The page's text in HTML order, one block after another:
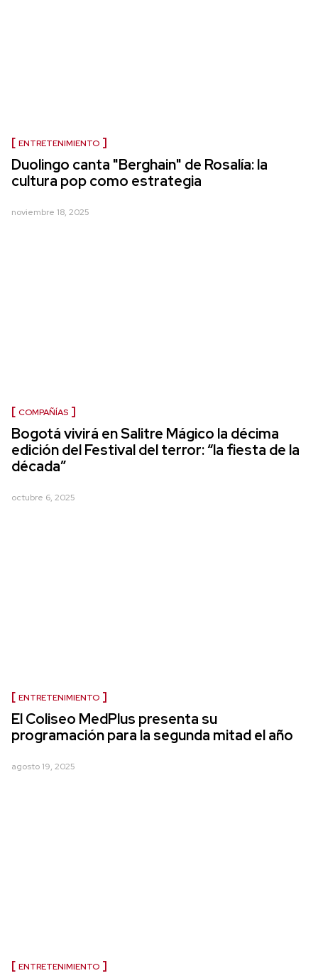
ENTRETENIMIENTO
Duolingo canta "Berghain" de Rosalía: la
cultura pop como estrategia
noviembre 18, 2025
COMPAÑÍAS
Bogotá vivirá en Salitre Mágico la décima
edición del Festival del terror: “la fiesta de la
década”
octubre 6, 2025
ENTRETENIMIENTO
El Coliseo MedPlus presenta su
programación para la segunda mitad el año
agosto 19, 2025
ENTRETENIMIENTO